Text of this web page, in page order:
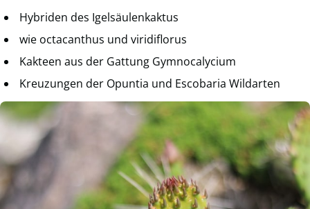
Hybriden des Igelsäulenkaktus
wie octacanthus und viridiflorus
Kakteen aus der Gattung Gymnocalycium
Kreuzungen der Opuntia und Escobaria Wildarten